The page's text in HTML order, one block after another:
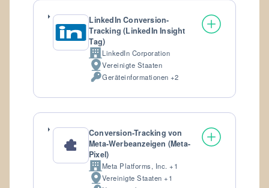
LinkedIn Conversion-
Tracking (LinkedIn Insight
Tag)
Firma:LinkedIn Corporation
Verarbeitungsort:
Vereinigte Staaten
Verarbeitete
Daten:
Geräteinformationen +2
Conversion-Tracking von
Meta-Werbeanzeigen (Meta-
Pixel)
Firma:Meta Platforms, Inc. +1
Verarbeitungsort:
Vereinigte Staaten +1